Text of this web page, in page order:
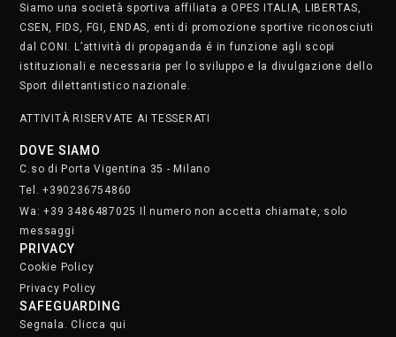
Siamo una società sportiva affiliata a OPES ITALIA, LIBERTAS,
CSEN, FIDS, FGI, ENDAS, enti di promozione sportive riconosciuti
dal CONI. L’attività di propaganda é in funzione agli scopi
istituzionali e necessaria per lo sviluppo e la divulgazione dello
Sport dilettantistico nazionale.
ATTIVITÀ RISERVATE AI TESSERATI
DOVE SIAMO
C.so di Porta Vigentina 35 - Milano
Tel. +390236754860
Wa: +39 3486487025 Il numero non accetta chiamate, solo
messaggi
PRIVACY
Cookie Policy
Privacy Policy
SAFEGUARDING
Segnala. Clicca qui